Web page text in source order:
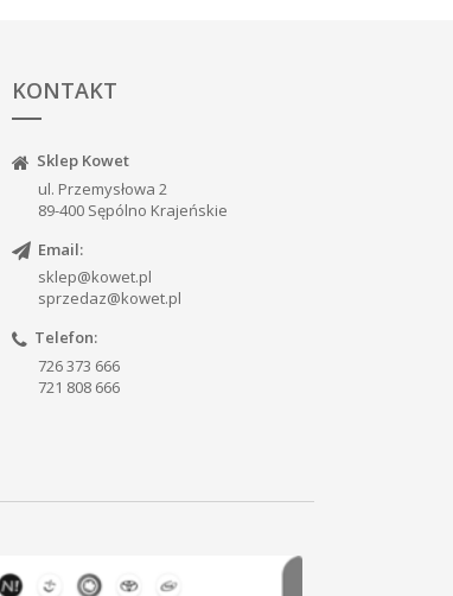
KONTAKT
Sklep Kowet
ul. Przemysłowa 2
89-400 Sępólno Krajeńskie
Email:
sklep@kowet.pl
sprzedaz@kowet.pl
Telefon:
726 373 666
721 808 666